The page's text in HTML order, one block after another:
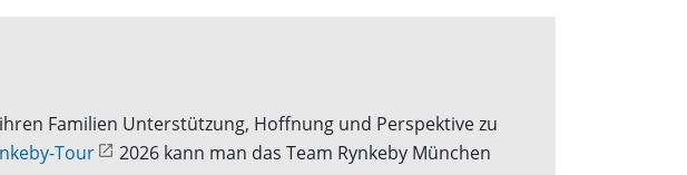
Familien Unterstützung, Hoffnung und Perspektive zu
Tour
2026 kann man das Team Rynkeby München